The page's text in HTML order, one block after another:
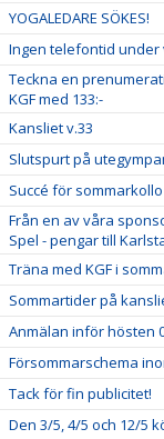
YOGALEDARE SÖKES!
Ingen telefontid under
Teckna en
KGF med 133:-
Kansliet v.33
Slutspurt på
Succé för sommarkollo
Från en av våra
Spel - pengar till
Träna med KGF i
Sommartider på
Anmälan inför hösten
Försommarschema
Tack för fin publicitet!
Den 3/5, 4/5 och 12/5